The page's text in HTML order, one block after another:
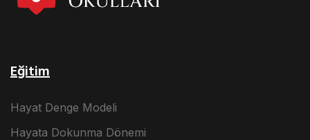
Eğitim
Hayat Denge Modeli
Hayata Dokunma Dönemi